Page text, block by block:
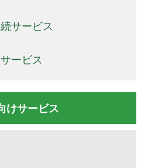
サービス
ービス
けサービス